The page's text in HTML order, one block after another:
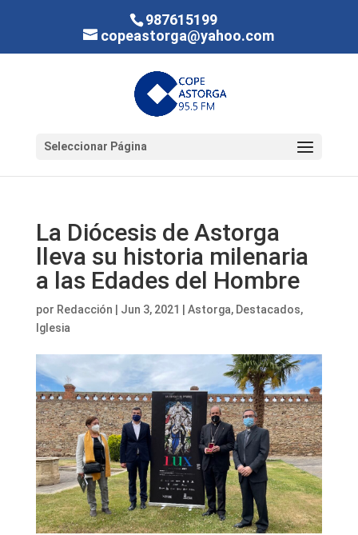
987615199
copeastorga@yahoo.com
Seleccionar Página
La Diócesis de Astorga
lleva su historia milenaria
a las Edades del Hombre
por Redacción Jun 3, 2021 Astorga, Destacados,
Iglesia